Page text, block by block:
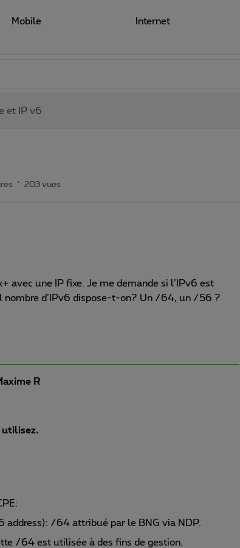
Mobile Internet
et IP v6
203 vues
avec une IP fixe. Je me demande si l’IPv6 est
nombre d’IPv6 dispose-t-on? Un /64, un /56 ?
R
utilisez.
/64 attribué par le BNG via NDP.
/64 est utilisée à des fins de gestion.